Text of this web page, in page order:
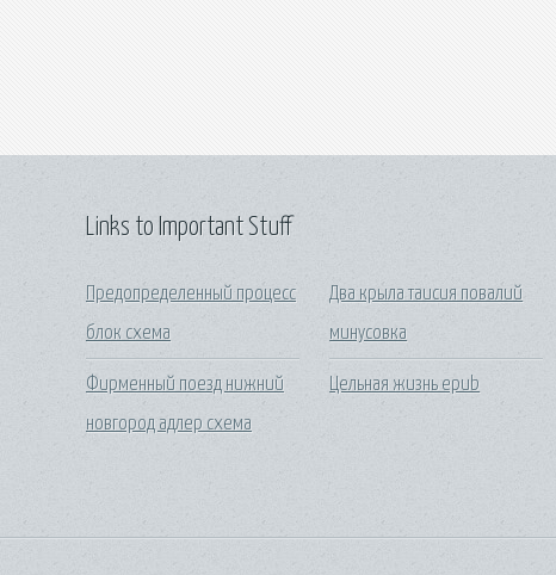
Links to Important Stuff
Предопределенный процесс
блок схема
Фирменный поезд нижний
новгород адлер схема
Два крыла таисия повалий
минусовка
Цельная жизнь epub